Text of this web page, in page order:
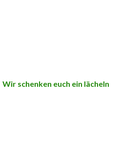
Wir schenken euch ein lächeln